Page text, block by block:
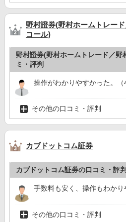
野村證券(野村ホームトレー
コール)
野村證券(野村ホームトレード／野
ミ・評判
操作がわかりやすかった。（
その他の口コミ・評判
カブドットコム証券
カブドットコム証券の口コミ・評判
手数料も安く、操作もわかり
その他の口コミ・評判